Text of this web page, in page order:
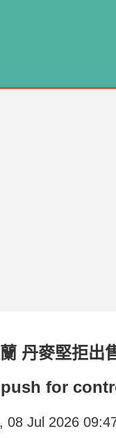
丹麥堅拒出
for
Jul 2026